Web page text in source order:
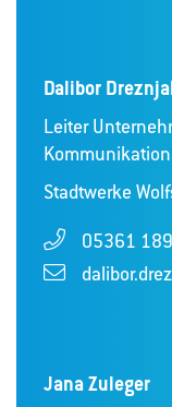
Dalibor
Leiter
Kommunikation
Stadtwerke
05361
Jana Zuleger